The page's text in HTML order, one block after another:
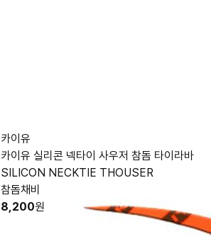
카이유
카이유 실리콘 넥타이 사우저 참돔 타이라바
SILICON NECKTIE THOUSER
참돔채비
8,200원